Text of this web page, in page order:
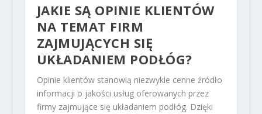
JAKIE SĄ OPINIE KLIENTÓW
NA TEMAT FIRM
ZAJMUJĄCYCH SIĘ
UKŁADANIEM PODŁÓG?
Opinie klientów stanowią niezwykle cenne źródło
informacji o jakości usług oferowanych przez
firmy zajmujące się układaniem podłóg. Dzięki